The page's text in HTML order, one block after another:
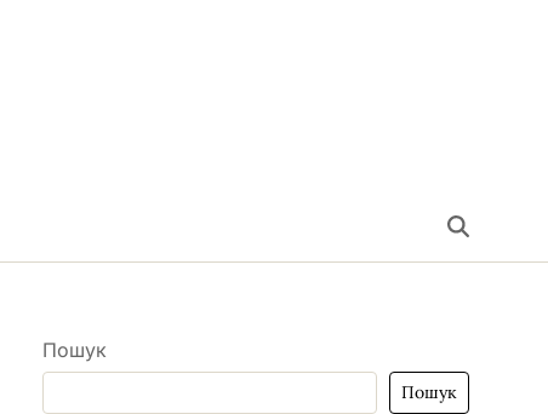
Пошук
Пошук